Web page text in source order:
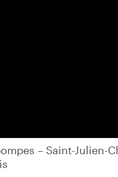
– Saint-Julien-
– Saint-Julien-